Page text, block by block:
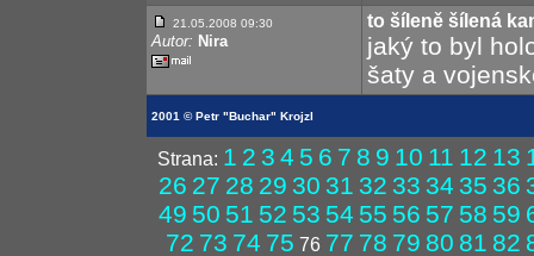
21.05.2008 09:30
Autor: Nira
to šíleně šílená
jaký to byl
šaty a
2001 © Petr "Buchar" Krojzl
Strana: 1 2 3 4 5 6 7 8 9 10 11 12 13
26 27 28 29 30 31 32 33 34 35 36
49 50 51 52 53 54 55 56 57 58 59
72 73 74 75 76 77 78 79 80 81 82